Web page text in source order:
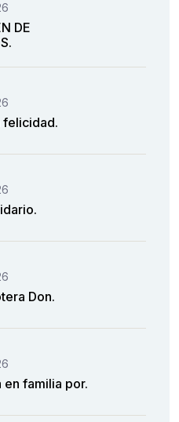
DE
felicidad.
Don.
en familia por.